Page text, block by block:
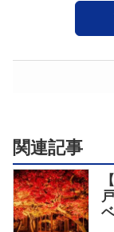
関連記事